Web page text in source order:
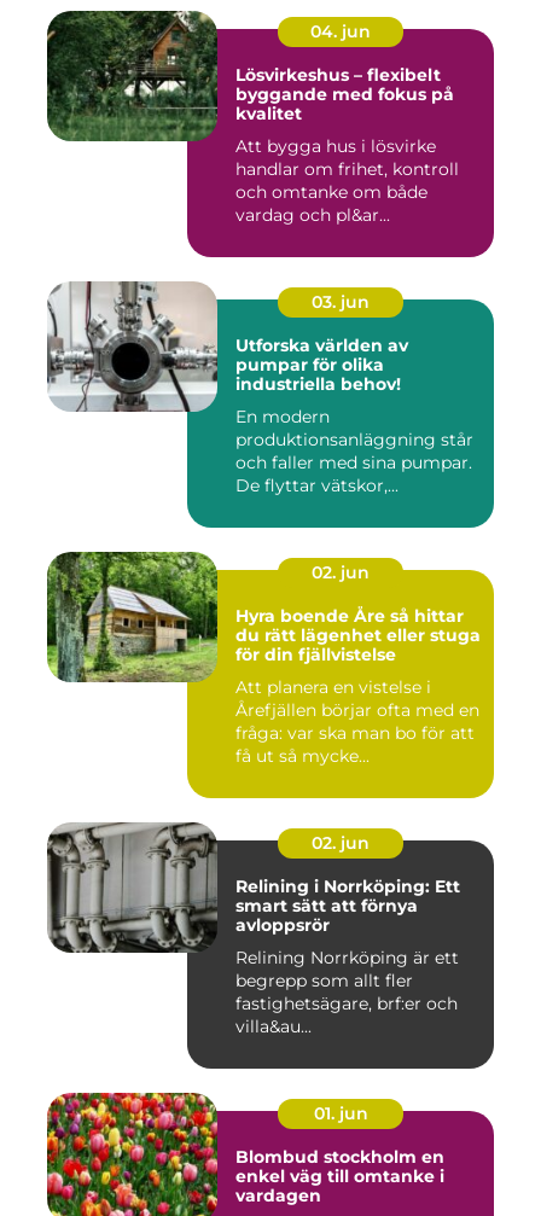
04. jun
Lösvirkeshus – flexibelt
byggande med fokus på
kvalitet
Att bygga hus i lösvirke
handlar om frihet, kontroll
och omtanke om både
vardag och pl&ar...
03. jun
Utforska världen av
pumpar för olika
industriella behov!
En modern
produktionsanläggning står
och faller med sina pumpar.
De flyttar vätskor,...
02. jun
Hyra boende Åre så hittar
du rätt lägenhet eller stuga
för din fjällvistelse
Att planera en vistelse i
Årefjällen börjar ofta med en
fråga: var ska man bo för att
få ut så mycke...
02. jun
Relining i Norrköping: Ett
smart sätt att förnya
avloppsrör
Relining Norrköping är ett
begrepp som allt fler
fastighetsägare, brf:er och
villa&au...
01. jun
Blombud stockholm en
enkel väg till omtanke i
vardagen